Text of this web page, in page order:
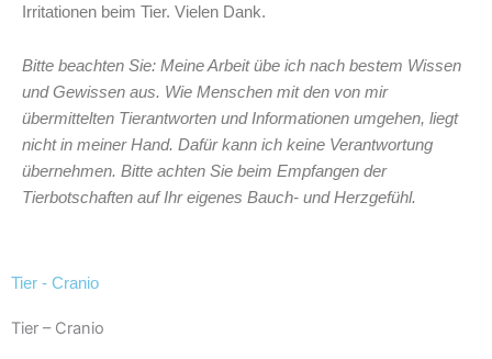
Irritationen beim Tier. Vielen Dank.
Bitte beachten Sie: Meine Arbeit übe ich nach bestem Wissen
und Gewissen aus. Wie Menschen mit den von mir
übermittelten Tierantworten und Informationen umgehen, liegt
nicht in meiner Hand. Dafür kann ich keine Verantwortung
übernehmen. Bitte achten Sie beim Empfangen der
Tierbotschaften auf Ihr eigenes Bauch- und Herzgefühl.
Tier - Cranio
Tier – Cranio